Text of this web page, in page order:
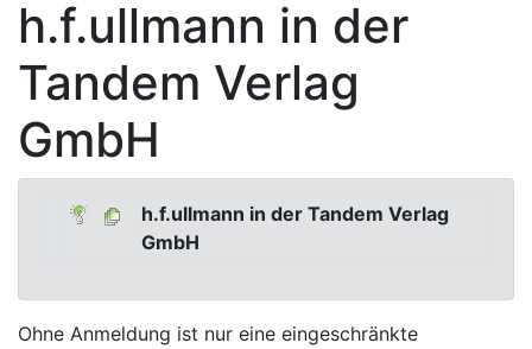
h.f.ullmann in der
Tandem Verlag
GmbH
h.f.ullmann in der Tandem Verlag
GmbH
Ohne Anmeldung ist nur eine eingeschränkte